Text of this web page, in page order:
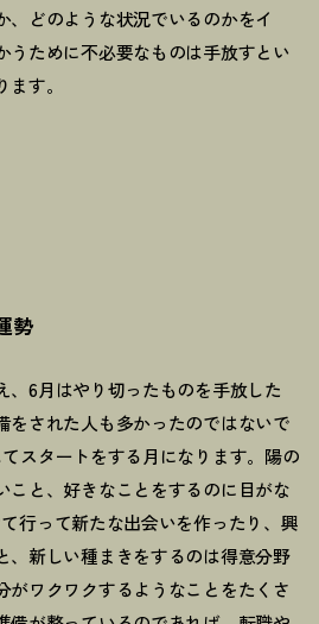
、どのような状況でいるのかをイ
うために不必要なものは手放すとい
す。
勢
、6月はやり切ったものを手放した
をされた人も多かったのではないで
スタートをする月になります。陽の
こと、好きなことをするのに目がな
行って新たな出会いを作ったり、興
、新しい種まきをするのは得意分野
がワクワクするようなことをたくさ